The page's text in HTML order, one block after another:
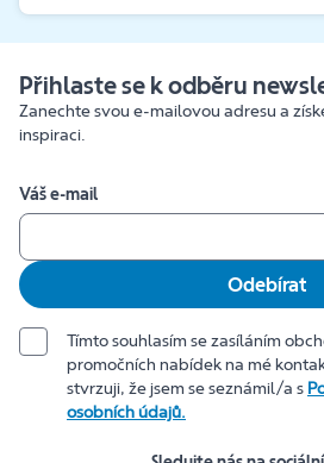
Přihlaste se k odběru
Zanechte svou e-mailovou adresu a
inspiraci.
Váš e-mail
Odebírat
Tímto souhlasím se zasíláním
promočních nabídek na mé
stvrzuji, že jsem se seznámil/a s
osobních údajů.